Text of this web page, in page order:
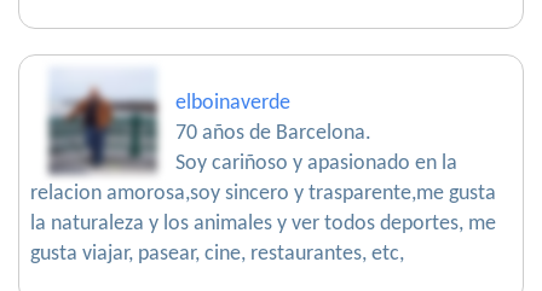
elboinaverde
70 años de Barcelona.
Soy cariñoso y apasionado en la
relacion amorosa,soy sincero y trasparente,me gusta
la naturaleza y los animales y ver todos deportes, me
gusta viajar, pasear, cine, restaurantes, etc,